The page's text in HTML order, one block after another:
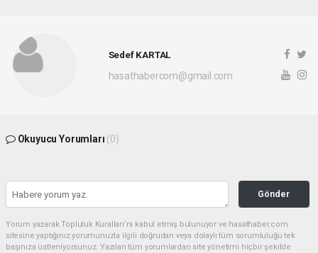
Sedef KARTAL
hasathabercom@gmail.com
Okuyucu Yorumları (0)
Gönder
Yorum yazarak Topluluk Kuralları’nı kabul etmiş bulunuyor ve hasathaber.com
sitesine yaptığınız yorumunuzla ilgili doğrudan veya dolaylı tüm sorumluluğu tek
başınıza üstleniyorsunuz. Yazılan tüm yorumlardan site yönetimi hiçbir şekilde